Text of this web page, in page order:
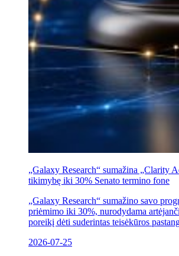
„Galaxy Research“ sumažina „Clarity
tikimybę iki 30% Senato termino fone
„Galaxy Research“ sumažino savo
priėmimo iki 30%, nurodydama
poreikį dėti suderintas teisėkūros
2026-07-25